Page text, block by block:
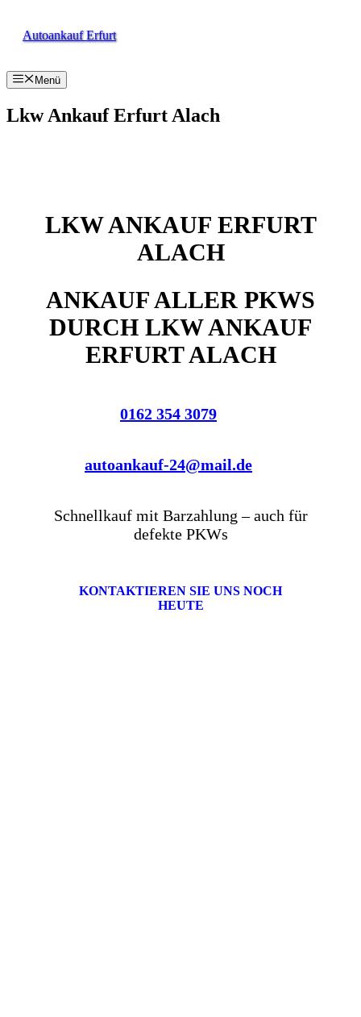
InhaltAutoankauf Erfurt
Menü
Lkw Ankauf Erfurt Alach
LKW ANKAUF ERFURT
ALACH
ANKAUF ALLER PKWS
DURCH LKW ANKAUF
ERFURT ALACH
0162 354 3079
autoankauf-24@mail.de
Schnellkauf mit Barzahlung – auch für
defekte PKWs
KONTAKTIEREN SIE UNS NOCH
HEUTE